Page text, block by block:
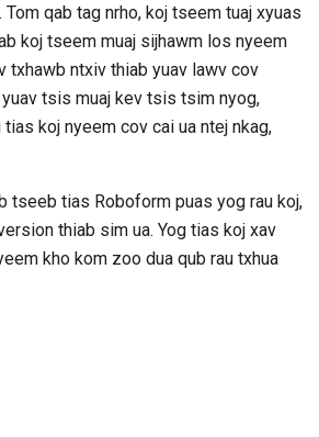
qab tag nrho, koj tseem tuaj xyuas
koj tseem muaj sijhawm los nyeem
txhawb ntxiv thiab yuav lawv cov
yuav tsis muaj kev tsis tsim nyog,
koj nyeem cov cai ua ntej nkag,
tseeb tias Roboform puas yog rau koj,
thiab sim ua. Yog tias koj xav
kho kom zoo dua qub rau txhua